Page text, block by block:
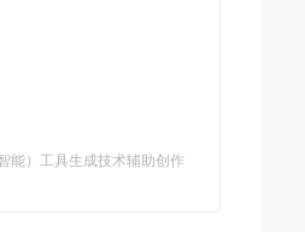
能）工具生成技术辅助创作